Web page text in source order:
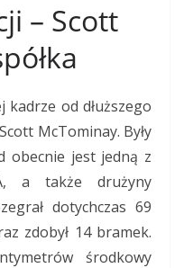
– Scott
od dłuższego
McTominay. Były
obecnie jest jedną z
a także drużyny
dotychczas 69
zdobył 14 bramek.
środkowy